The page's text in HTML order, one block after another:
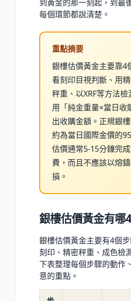
到黃金的那一刻起，到最
每個環節都說清楚。
重點摘要
銀樓估價黃金主要靠4
看刻印目視判斷、用
秤重、以XRF等方法
用「純金重量×當日收
出收購金額。正規銀
約為當日國際金價的
估價通常5-15分鐘完
費，而且不應該以熔
損。
銀樓估價黃金有哪
銀樓估價黃金主要有4個
刻印、精密秤重、成色檢
下表整理每個步驟的動作
意的重點。